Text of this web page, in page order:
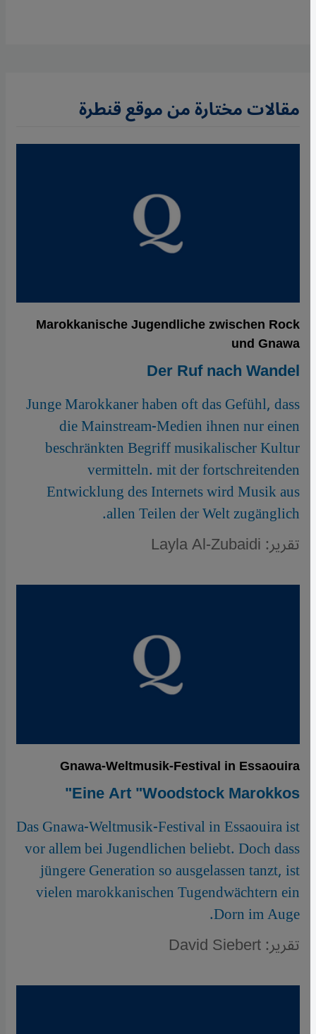
مقالات مختارة من موقع قنطرة
Marokkanische Jugendliche zwischen Rock
und Gnawa
Der Ruf nach Wandel
Junge Marokkaner haben oft das Gefühl, dass
die Mainstream-Medien ihnen nur einen
beschränkten Begriff musikalischer Kultur
vermitteln. mit der fortschreitenden
Entwicklung des Internets wird Musik aus
allen Teilen der Welt zugänglich.
تقرير: Layla Al-Zubaidi
Gnawa-Weltmusik-Festival in Essaouira
Eine Art "Woodstock Marokkos"
Das Gnawa-Weltmusik-Festival in Essaouira ist
vor allem bei Jugendlichen beliebt. Doch dass
jüngere Generation so ausgelassen tanzt, ist
vielen marokkanischen Tugendwächtern ein
Dorn im Auge.
تقرير: David Siebert